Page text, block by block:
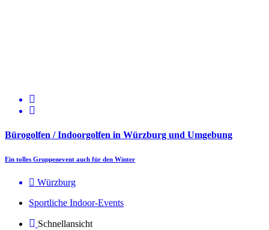
Bürogolfen / Indoorgolfen in Würzburg und Umgebung
Ein tolles Gruppenevent auch für den Winter
Würzburg
Sportliche Indoor-Events
Schnellansicht